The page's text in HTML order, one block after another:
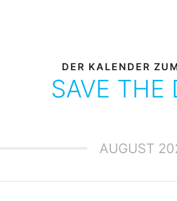
DER KALENDER
SAVE THE
AUGUST